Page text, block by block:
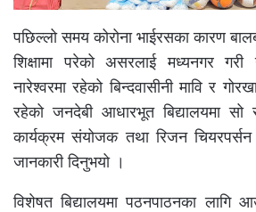
पछिल्लो समय कोरोना भाईरसका कारण
शिक्षामा परेको असरलाई मध्यनगर गरी
नारेश्वरमा रहेको बिन्दवासीनी मावि र
रहेको जनदेबी आधारभूत बिद्यालयमा सो
कार्यक्रम संयोजक तथा रिजन
जानकारी दिनुभयो ।
विशेषत बिद्यालयमा पठनपाठनका लागि